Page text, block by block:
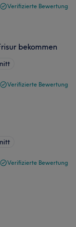
Verifizierte Bewertung
bekommen
Verifizierte Bewertung
Verifizierte Bewertung